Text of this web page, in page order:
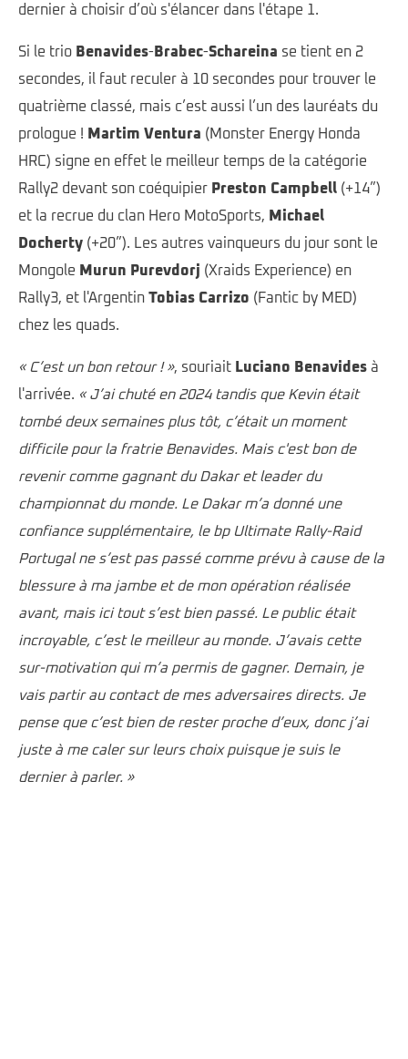
dernier à choisir d’où s'élancer dans l'étape 1.
Si le trio Benavides- Brabec-Schareina se tient en 2
secondes, il faut reculer à 10 secondes pour trouver le
quatrième classé, mais c’est aussi l’un des lauréats du
prologue ! Martim Ventura (Monster Energy Honda
HRC) signe en effet le meilleur temps de la catégorie
Rally2 devant son coéquipier Preston Campbell (+14”)
et la recrue du clan Hero MotoSports, Michael
Docherty (+20”). Les autres vainqueurs du jour sont le
Mongole Murun Purevdorj (Xraids Experience) en
Rally3, et l'Argentin Tobias Carrizo (Fantic by MED)
chez les quads.
« C’est un bon retour ! », souriait Luciano Benavides à
l'arrivée. « J’ai chuté en 2024 tandis que Kevin était
tombé deux semaines plus tôt, c’était un moment
difficile pour la fratrie Benavides. Mais c'est bon de
revenir comme gagnant du Dakar et leader du
championnat du monde. Le Dakar m’a donné une
confiance supplémentaire, le bp Ultimate Rally-Raid
Portugal ne s’est pas passé comme prévu à cause de la
blessure à ma jambe et de mon opération réalisée
avant, mais ici tout s’est bien passé. Le public était
incroyable, c’est le meilleur au monde. J’avais cette
sur-motivation qui m’a permis de gagner. Demain, je
vais partir au contact de mes adversaires directs. Je
pense que c’est bien de rester proche d’eux, donc j’ai
juste à me caler sur leurs choix puisque je suis le
dernier à parler. »